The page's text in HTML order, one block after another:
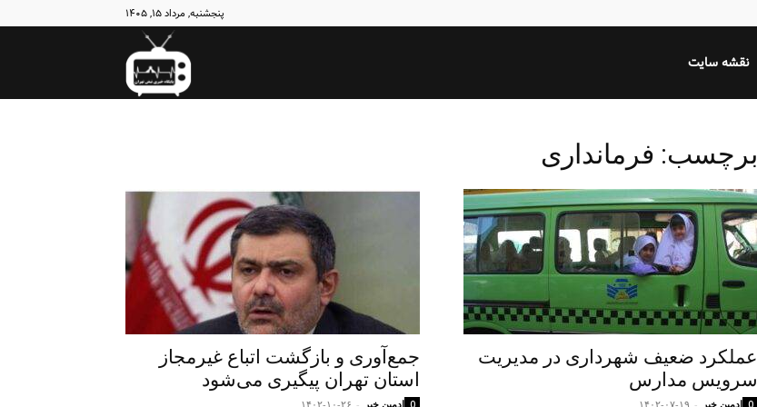
پنجشنبه, مرداد ۱۵, ۱۴۰۵
نبض نقشه سایت
برچسب: فرمانداری
جمع‌آوری و بازگشت اتباع غیرمجاز
استان تهران پیگیری می‌شود
ادمین خبر - ۱۴۰۲-۱۰-۲۶ 0
عملکرد ضعیف شهرداری در مدیریت
سرویس مدارس
ادمین خبر - ۱۴۰۲-۰۷-۱۹ 0